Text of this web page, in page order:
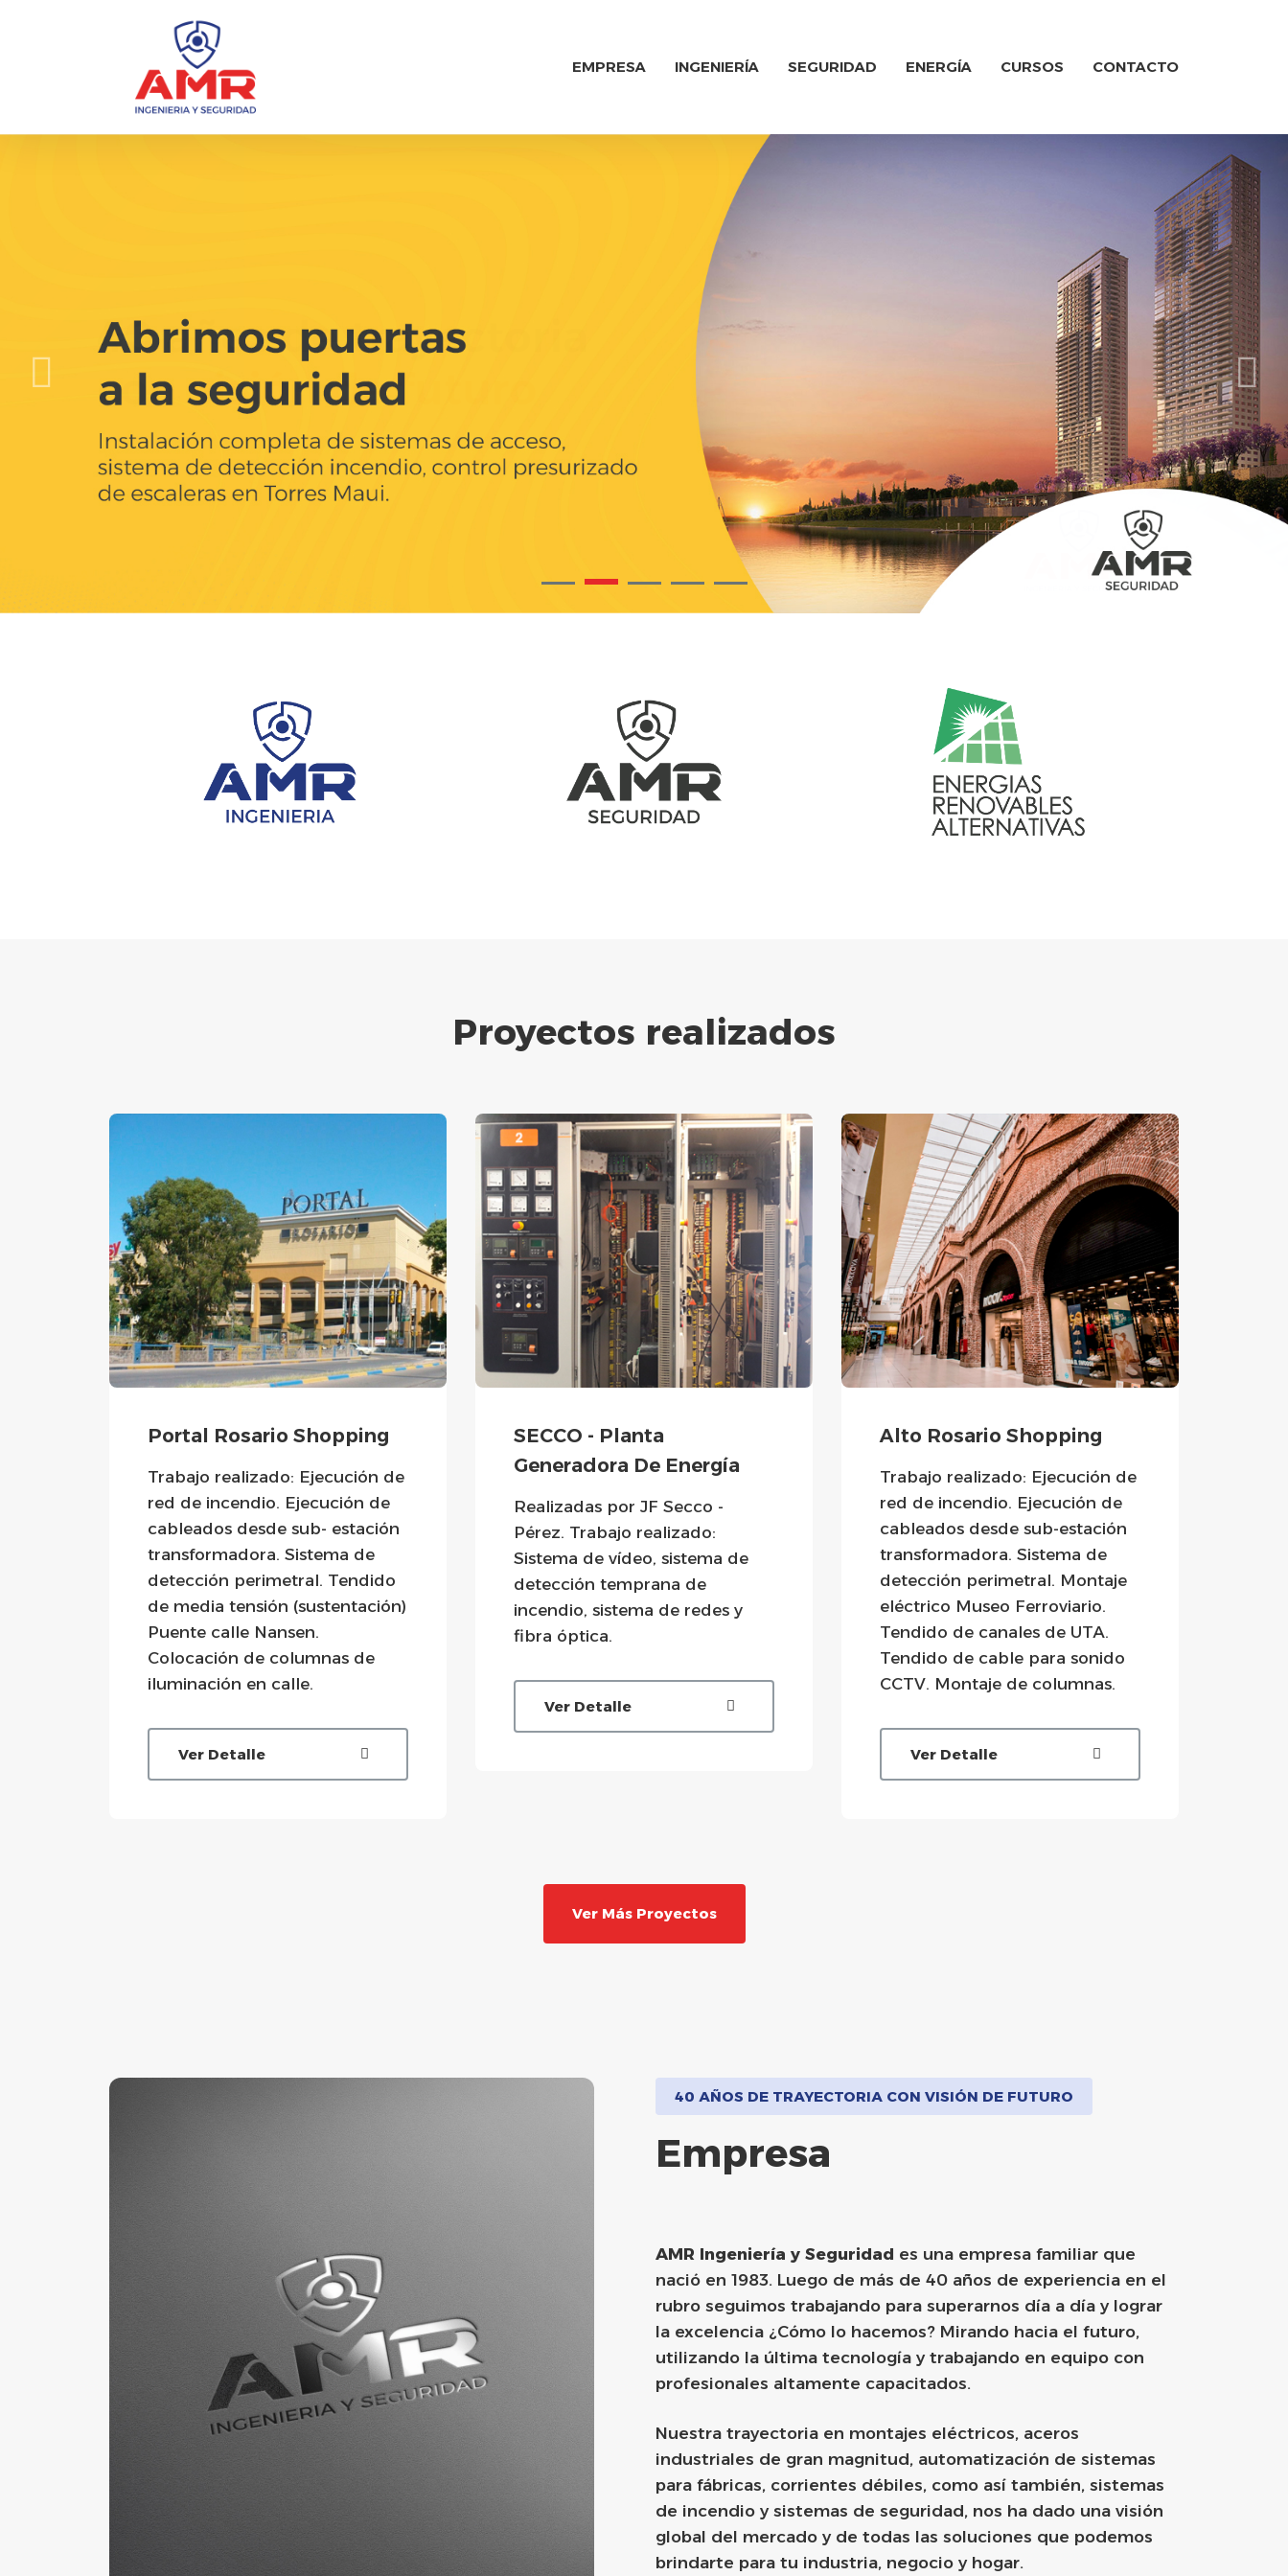
EMPRESA INGENIERÍA SEGURIDAD ENERGÍA CURSOS CONTACTO
Proyectos realizados
Portal Rosario Shopping
Trabajo realizado: Ejecución de
red de incendio. Ejecución de
cableados desde sub- estación
transformadora. Sistema de
detección perimetral. Tendido
de media tensión (sustentación)
Puente calle Nansen.
Colocación de columnas de
iluminación en calle.
Ver Detalle
SECCO - Planta
Generadora De Energía
Realizadas por JF Secco -
Pérez. Trabajo realizado:
Sistema de vídeo, sistema de
detección temprana de
incendio, sistema de redes y
fibra óptica.
Ver Detalle
Alto Rosario Shopping
Trabajo realizado: Ejecución de
red de incendio. Ejecución de
cableados desde sub-estación
transformadora. Sistema de
detección perimetral. Montaje
eléctrico Museo Ferroviario.
Tendido de canales de UTA.
Tendido de cable para sonido
CCTV. Montaje de columnas.
Ver Detalle
Ver Más Proyectos
40 AÑOS DE TRAYECTORIA CON VISIÓN DE FUTURO
Empresa
AMR Ingeniería y Seguridad es una empresa familiar que
nació en 1983. Luego de más de 40 años de experiencia en el
rubro seguimos trabajando para superarnos día a día y lograr
la excelencia ¿Cómo lo hacemos? Mirando hacia el futuro,
utilizando la última tecnología y trabajando en equipo con
profesionales altamente capacitados.
Nuestra trayectoria en montajes eléctricos, aceros
industriales de gran magnitud, automatización de sistemas
para fábricas, corrientes débiles, como así también, sistemas
de incendio y sistemas de seguridad, nos ha dado una visión
global del mercado y de todas las soluciones que podemos
brindarte para tu industria, negocio y hogar.